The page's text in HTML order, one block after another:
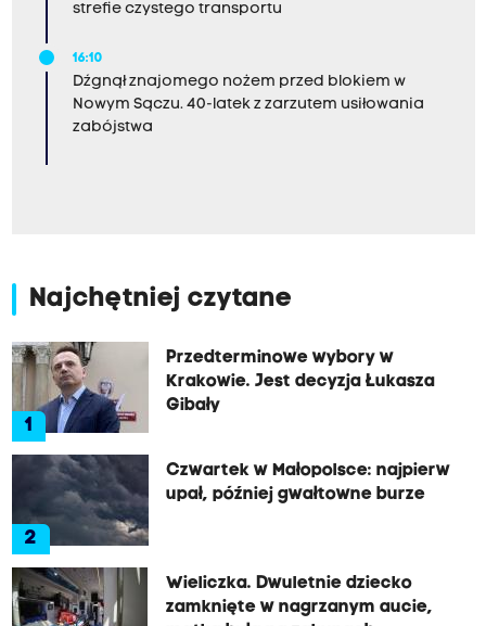
strefie czystego transportu
16:10
Dźgnął znajomego nożem przed blokiem w
Nowym Sączu. 40-latek z zarzutem usiłowania
zabójstwa
Najchętniej czytane
1
Przedterminowe wybory w
Krakowie. Jest decyzja Łukasza
Gibały
2
Czwartek w Małopolsce: najpierw
upał, później gwałtowne burze
Wieliczka. Dwuletnie dziecko
zamknięte w nagrzanym aucie,